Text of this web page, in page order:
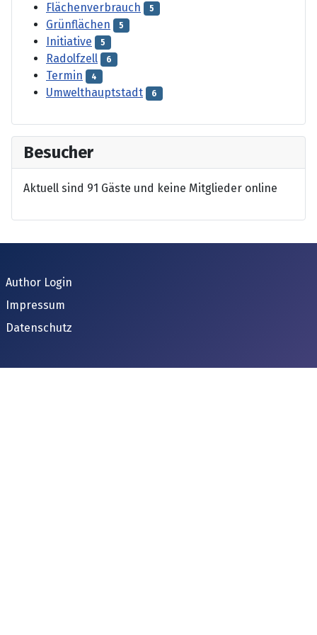
Flächenverbrauch 5
Grünflächen 5
Initiative 5
Radolfzell 6
Termin 4
Umwelthauptstadt 6
Besucher
Aktuell sind 91 Gäste und keine Mitglieder online
Author Login
Impressum
Datenschutz